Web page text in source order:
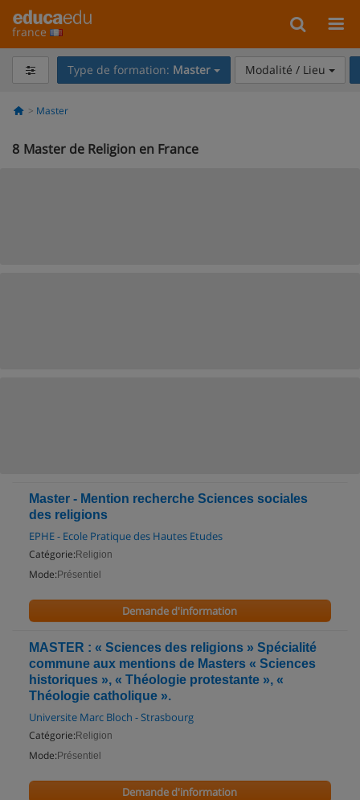
france
Type de formation: Master Modalité / Lieu
Master
8 Master de Religion en France
Master - Mention recherche Sciences sociales
des religions
EPHE - Ecole Pratique des Hautes Etudes
Catégorie: Religion
Mode: Présentiel
Demande d'information
MASTER : « Sciences des religions » Spécialité
commune aux mentions de Masters « Sciences
historiques », « Théologie protestante », «
Théologie catholique ».
Universite Marc Bloch - Strasbourg
Catégorie: Religion
Mode: Présentiel
Demande d'information